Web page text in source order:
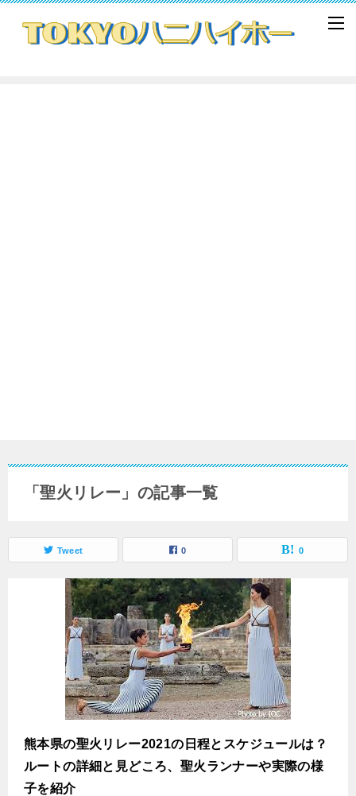
「聖火リレー」の記事一覧
Tweet 0 0
熊本県の聖火リレー2021の日程とスケジュールは？
ルートの詳細と見どころ、聖火ランナーや実際の様
子を紹介